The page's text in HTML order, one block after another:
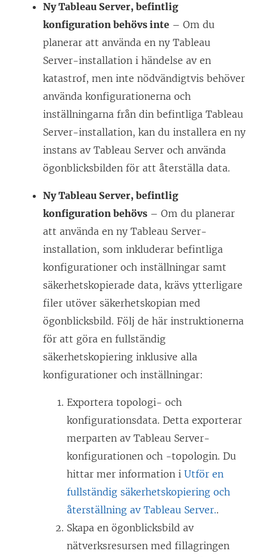
Ny Tableau Server, befintlig
konfiguration behövs inte – Om du
planerar att använda en ny Tableau
Server-installation i händelse av en
katastrof, men inte nödvändigtvis behöver
använda konfigurationerna och
inställningarna från din befintliga Tableau
Server-installation, kan du installera en ny
instans av Tableau Server och använda
ögonblicksbilden för att återställa data.
Ny Tableau Server, befintlig
konfiguration behövs – Om du planerar
att använda en ny Tableau Server-
installation, som inkluderar befintliga
konfigurationer och inställningar samt
säkerhetskopierade data, krävs ytterligare
filer utöver säkerhetskopian med
ögonblicksbild. Följ de här instruktionerna
för att göra en fullständig
säkerhetskopiering inklusive alla
konfigurationer och inställningar:
Exportera topologi- och
konfigurationsdata. Detta exporterar
merparten av Tableau Server-
konfigurationen och -topologin. Du
hittar mer information i Utför en
fullständig säkerhetskopiering och
återställning av Tableau Server..
Skapa en ögonblicksbild av
nätverksresursen med fillagringen